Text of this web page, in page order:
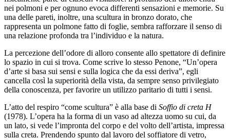
sedi
Edificio
Castello
Manica
Lunga
Villa
Cerruti
Cosmo
Digitale
EN
Visita
Biglietti
Shop
Chi
siamo
nei polmoni e per ognuno evoca differenti sensazioni e memorie. Su
una delle pareti, inoltre, una scultura in bronzo dorato, che
rappresenta un polmone fatto di foglie, sembra rafforzare il senso di
una relazione profonda tra l’individuo e la natura.
La percezione dell’odore di alloro consente allo spettatore di definire
lo spazio in cui si trova. Come scrive lo stesso Penone, “Un’opera
d’arte si basa sui sensi e sulla logica che da essi deriva”, egli
cancella così la superiorità della vista, da sempre senso privilegiato
della conoscenza, per favorire un utilizzo paritario di tutti i sensi.
L’atto del respiro “come scultura” è alla base di Soffio di creta H
(1978). L’opera ha la forma di un vaso ad altezza uomo su cui, da
un lato, si vede l’impronta del corpo e del volto dell’artista, impressa
sulla creta. Prendendo spunto dal lavoro del soffiatore di vetro,